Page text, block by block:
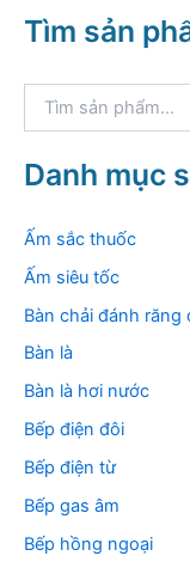
Tìm sản
k
i
m
Danh mục
Ấm sắc thuốc
Ấm siêu tốc
Bàn chải đánh răng
Bàn là
Bàn là hơi nước
Bếp điện đôi
Bếp điện từ
Bếp gas âm
Bếp hồng ngoại